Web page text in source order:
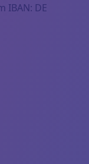
IBAN: DE